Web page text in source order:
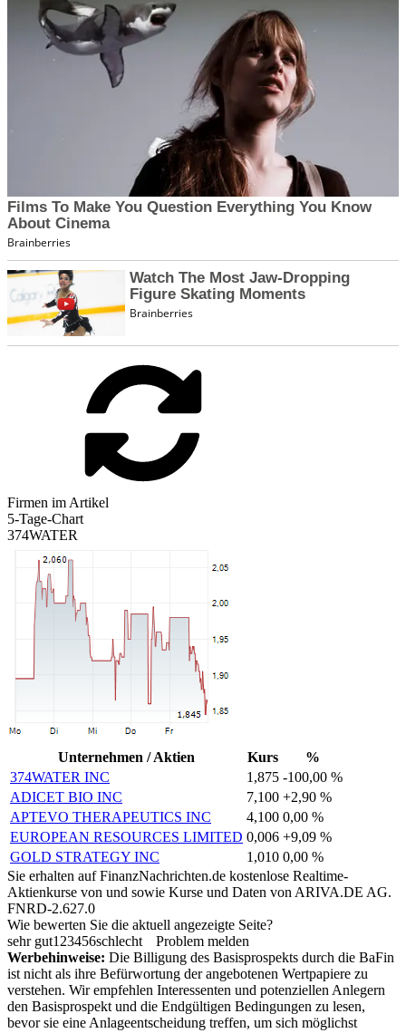
Firmen im Artikel
5-Tage-Chart
374WATER
Unternehmen / Aktien Kurs
%
374WATER INC
1,875 -100,00 %
ADICET BIO INC
7,100 +2,90 %
APTEVO THERAPEUTICS INC
4,100 0,00 %
EUROPEAN RESOURCES LIMITED 0,006 +9,09 %
GOLD STRATEGY INC
1,010 0,00 %
Sie erhalten auf FinanzNachrichten.de kostenlose Realtime-
Aktienkurse von und sowie Kurse und Daten von ARIVA.DE AG.
FNRD-2.627.0
Wie bewerten Sie die aktuell angezeigte Seite?
sehr gut1 23456schlecht
Problem melden
Werbehinweise: Die Billigung des Basisprospekts durch die BaFin
ist nicht als ihre Befürwortung der angebotenen Wertpapiere zu
verstehen. Wir empfehlen Interessenten und potenziellen Anlegern
den Basisprospekt und die Endgültigen Bedingungen zu lesen,
bevor sie eine Anlageentscheidung treffen, um sich möglichst